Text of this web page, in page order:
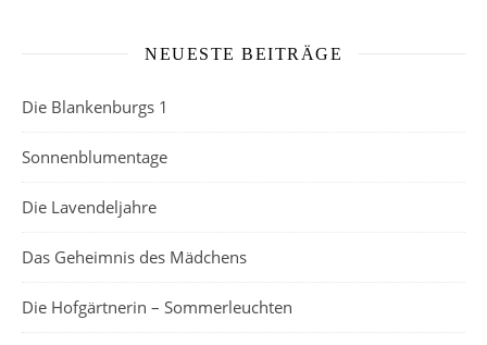
NEUESTE BEITRÄGE
Die Blankenburgs 1
Sonnenblumentage
Die Lavendeljahre
Das Geheimnis des Mädchens
Die Hofgärtnerin – Sommerleuchten